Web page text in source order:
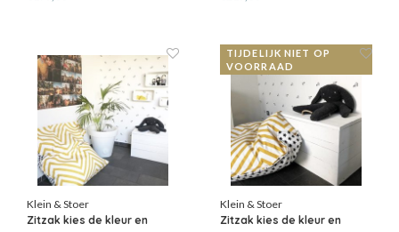
Klein & Stoer
Zitzak kies de kleur en
TIJDELIJK NIET OP
VOORRAAD
Klein & Stoer
Zitzak kies de kleur en